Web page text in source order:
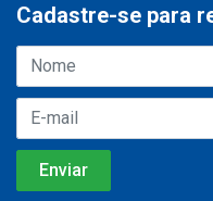
Cadastre-se para